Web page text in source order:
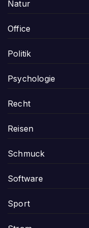
Natur
Office
Politik
Psychologie
Recht
Reisen
Schmuck
Software
Sport